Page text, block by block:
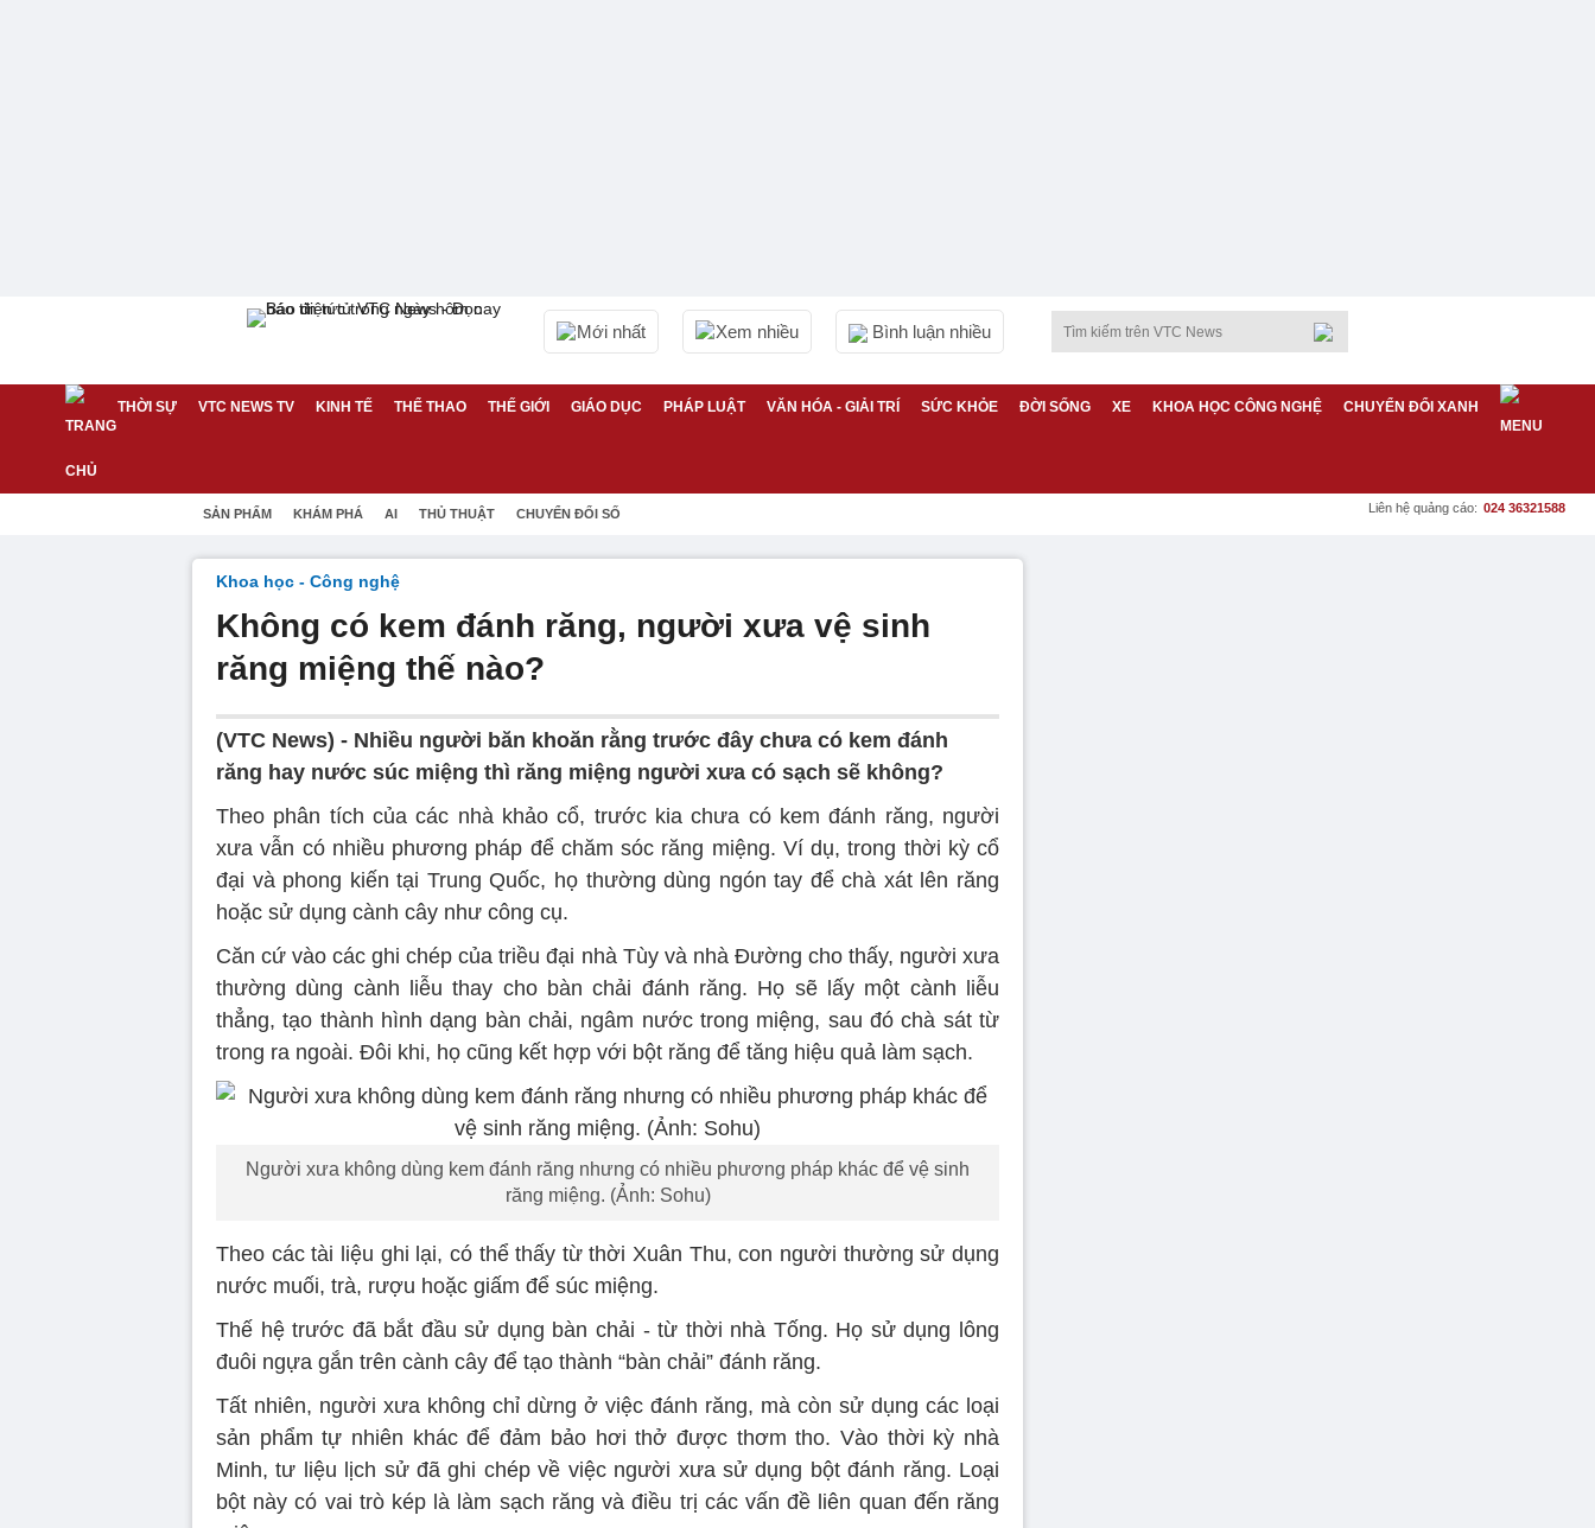
Mới nhất Xem nhiều Bình luận nhiều
THỜI SỰ VTC NEWS TV KINH TẾ THỂ THAO THẾ GIỚI GIÁO DỤC PHÁP LUẬT VĂN HÓA - GIẢI TRÍ SỨC KHỎE ĐỜI SỐNG XE KHOA HỌC CÔNG NGHỆ CHUYỂN ĐỔI XANH
SẢN PHẨM KHÁM PHÁ AI THỦ THUẬT CHUYỂN ĐỔI SỐ Liên hệ quảng cáo: 024 36321588
Khoa học - Công nghệ
Không có kem đánh răng, người xưa vệ sinh
răng miệng thế nào?
(VTC News) - Nhiều người băn khoăn rằng trước đây chưa có kem đánh
răng hay nước súc miệng thì răng miệng người xưa có sạch sẽ không?
Theo phân tích của các nhà khảo cổ, trước kia chưa có kem đánh răng, người
xưa vẫn có nhiều phương pháp để chăm sóc răng miệng. Ví dụ, trong thời kỳ cổ
đại và phong kiến tại Trung Quốc, họ thường dùng ngón tay để chà xát lên răng
hoặc sử dụng cành cây như công cụ.
Căn cứ vào các ghi chép của triều đại nhà Tùy và nhà Đường cho thấy, người xưa
thường dùng cành liễu thay cho bàn chải đánh răng. Họ sẽ lấy một cành liễu
thẳng, tạo thành hình dạng bàn chải, ngâm nước trong miệng, sau đó chà sát từ
trong ra ngoài. Đôi khi, họ cũng kết hợp với bột răng để tăng hiệu quả làm sạch.
Người xưa không dùng kem đánh răng nhưng có nhiều phương pháp khác để vệ sinh
răng miệng. (Ảnh: Sohu)
Theo các tài liệu ghi lại, có thể thấy từ thời Xuân Thu, con người thường sử dụng
nước muối, trà, rượu hoặc giấm để súc miệng.
Thế hệ trước đã bắt đầu sử dụng bàn chải - từ thời nhà Tống. Họ sử dụng lông
đuôi ngựa gắn trên cành cây để tạo thành “bàn chải” đánh răng.
Tất nhiên, người xưa không chỉ dừng ở việc đánh răng, mà còn sử dụng các loại
sản phẩm tự nhiên khác để đảm bảo hơi thở được thơm tho. Vào thời kỳ nhà
Minh, tư liệu lịch sử đã ghi chép về việc người xưa sử dụng bột đánh răng. Loại
bột này có vai trò kép là làm sạch răng và điều trị các vấn đề liên quan đến răng